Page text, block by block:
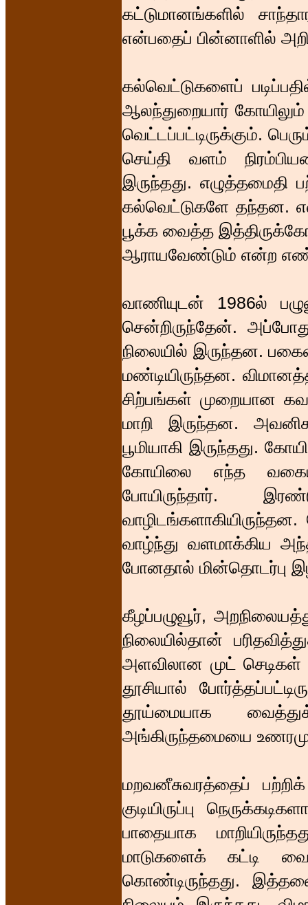
கட்டுமானங்களில்
என்பதைப் பின்னாளில்
கல்வெட்டுகளைப்
ஆலந்துறையார்
வெட்டப்பட்டிருக்கும்.
செய்தி வளம்
இருந்தது. எழுத்தமைதி
கல்வெட்டுகளே தந்தன.
பூக்க வைத்த
ஆராயவேண்டும் என்ற
வாணியுடன் 1986ல்
சென்றிருந்தேன்.
நிலையில் இருந்தன.
மண்டியிருந்தன.
சிற்பங்கள் முறையான
மாறி இருந்தன.
பூமியாகி இருந்தது.
கோயிலை எந்த
போயிருந்தார்.
வாழ்ந்து வளமாக்கிய
போனதால் மின்தொடர்பு
கீழப்பழுவூர்,
நிலையில்தான்
அளவிலான முட் செடிகள்
தூசியால்
தூய்மையாக
அங்கிருந்தமையை
மறவனீசுவரத்தைப்
குடியிருப்பு
பாதையாக
மாடுகளைக் கட்டி
கொண்டிருந்தது.